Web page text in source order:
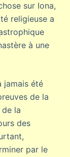
sur Iona,
religieuse a
à une
jamais été
de la
de la
des
par le